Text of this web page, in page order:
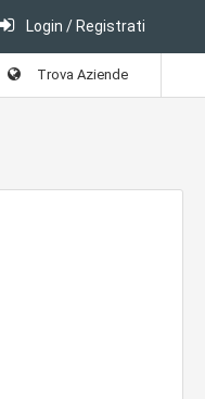
Login / Registrati
Trova Aziende